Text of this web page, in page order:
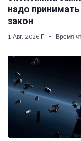
надо
закон
1 Авг. 2026 Г. Время